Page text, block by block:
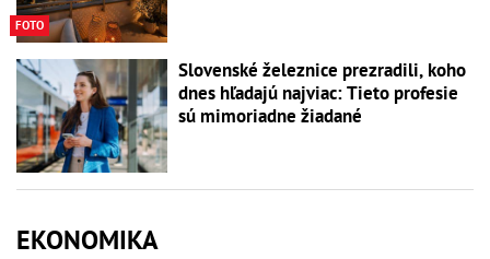
FOTO
Slovenské železnice prezradili, koho
dnes hľadajú najviac: Tieto profesie
sú mimoriadne žiadané
EKONOMIKA